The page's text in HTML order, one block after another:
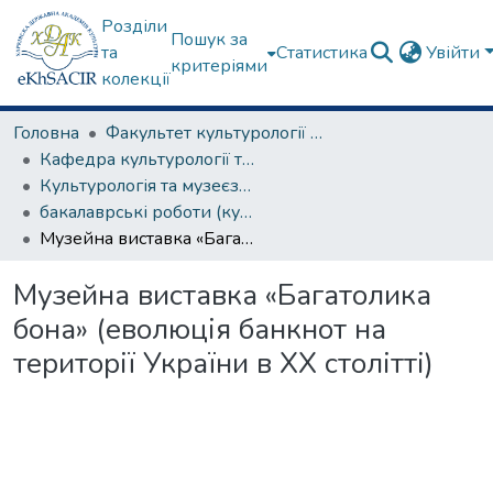
Розділи
та
колекції
Пошук за
критеріями
Статистика Увійти
Головна
Факультет культурології та соціальних комунікацій
Кафедра культурології та музеєзнавства
Культурологія та музеєзнавство
бакалаврські роботи (культурологія та музеєзнавство)
Музейна виставка «Багатолика бона» (еволюція банкнот на території України в ХХ столітті)
Музейна виставка «Багатолика
бона» (еволюція банкнот на
території України в ХХ столітті)